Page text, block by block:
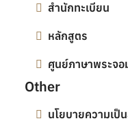
สำนักทะเบียน
หลักสูตร
ศูนย์ภาษาพระจอ
Other
นโยบายความเป็